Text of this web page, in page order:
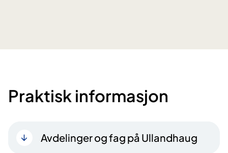
Praktisk informasjon
Avdelinger og fag på Ullandhaug